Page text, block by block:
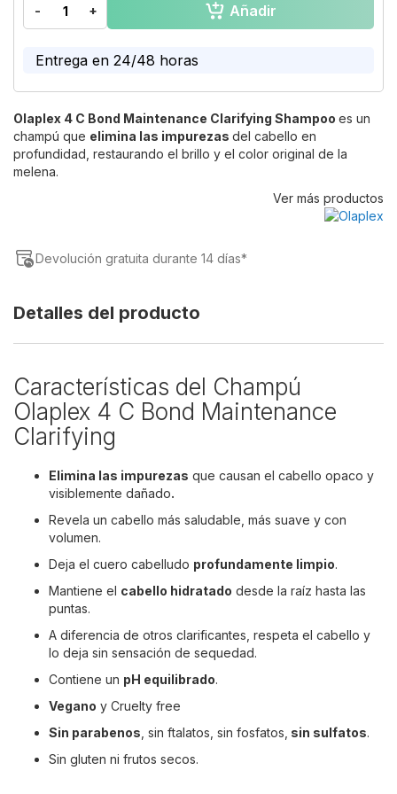
the
gallery
- + Añadir
Entrega en 24/48 horas
Olaplex 4 C Bond Maintenance Clarifying Shampoo es un
champú que elimina las impurezas del cabello en
profundidad, restaurando el brillo y el color original de la
melena.
Ver más productos
Devolución gratuita durante 14 días*
Detalles del producto
Características del Champú
Olaplex 4 C Bond Maintenance
Clarifying
Elimina las impurezas que causan el cabello opaco y
visiblemente dañado.
Revela un cabello más saludable, más suave y con
volumen.
Deja el cuero cabelludo profundamente limpio.
Mantiene el cabello hidratado desde la raíz hasta las
puntas.
A diferencia de otros clarificantes, respeta el cabello y
lo deja sin sensación de sequedad.
Contiene un pH equilibrado.
Vegano y Cruelty free
Sin parabenos , sin ftalatos, sin fosfatos, sin sulfatos.
Sin gluten ni frutos secos.